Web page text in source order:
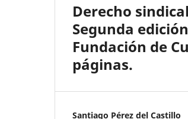
Derecho
Segunda
Fundación de
páginas.
Santiago Pérez del Castillo